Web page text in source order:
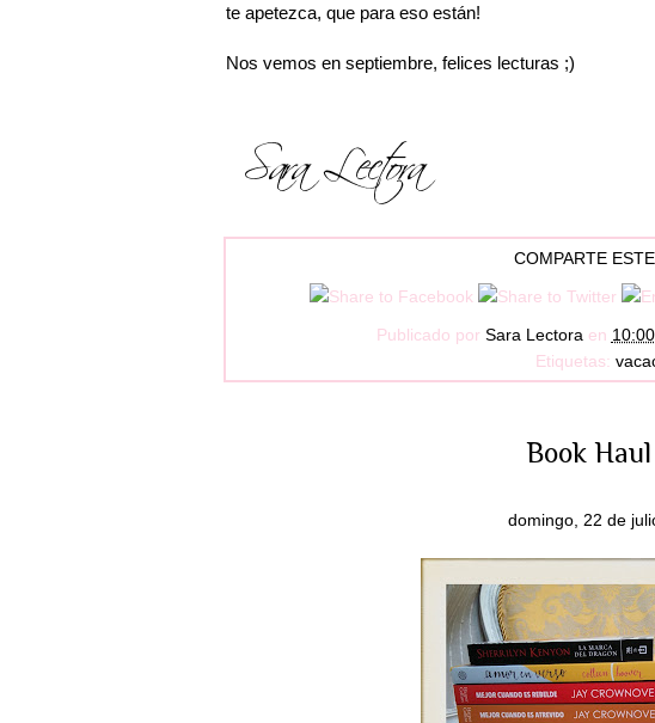
te apetezca, que para eso están!
Nos vemos en septiembre, felices lecturas ;)
COMPARTE
Publicado por Sara Lectora en 10:00
Etiquetas:
Book Haul
domingo, 22 de